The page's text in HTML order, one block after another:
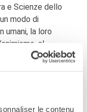
le contenu
e Scienze dello
modo di
umani, la loro
al
dalla natura non
libro How forest
l’amazzonia